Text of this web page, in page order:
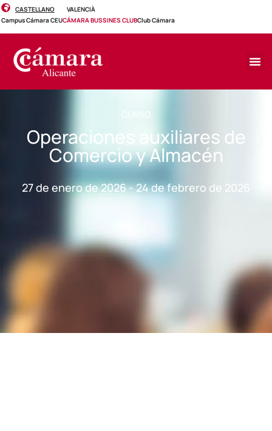
CASTELLANO
VALENCIÀ
Campus Cámara CEUCÁMARA BUSSINES CLUBClub Cámara
CURSO
Operaciones auxiliares de
Comercio y Almacén
27 de enero de 2026 - 24 de febrero de 2026